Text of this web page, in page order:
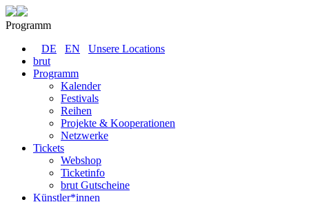
Programm
DE
EN
Unsere Locations
brut
Programm
Kalender
Festivals
Reihen
Projekte & Kooperationen
Netzwerke
Tickets
Webshop
Ticketinfo
brut Gutscheine
Künstler*innen